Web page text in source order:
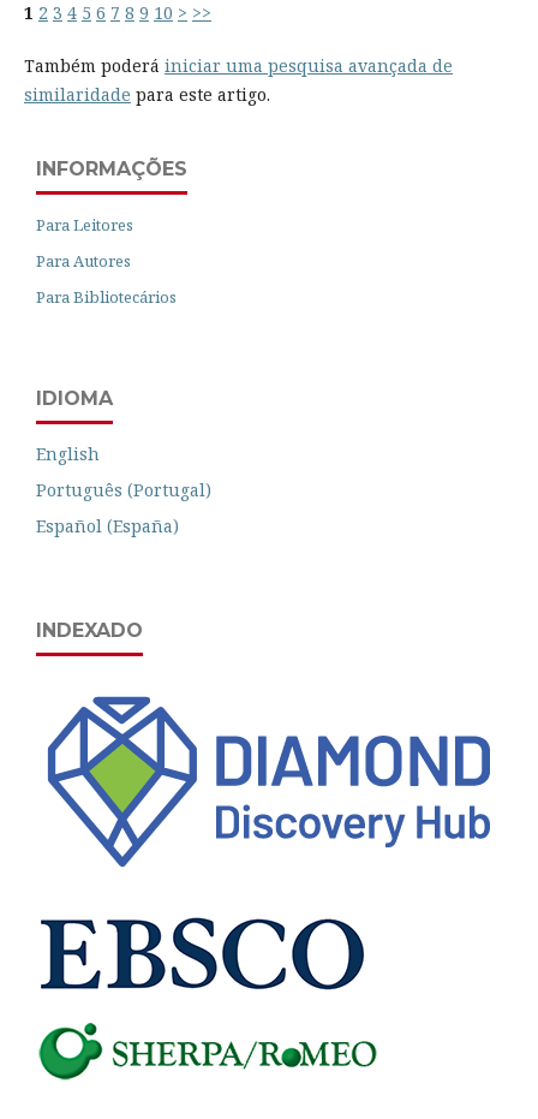
1 2 3 4 5 6 7 8 9 10 > >>
Também poderá iniciar uma pesquisa avançada de
similaridade para este artigo.
INFORMAÇÕES
Para Leitores
Para Autores
Para Bibliotecários
IDIOMA
English
Português (Portugal)
Español (España)
INDEXADO